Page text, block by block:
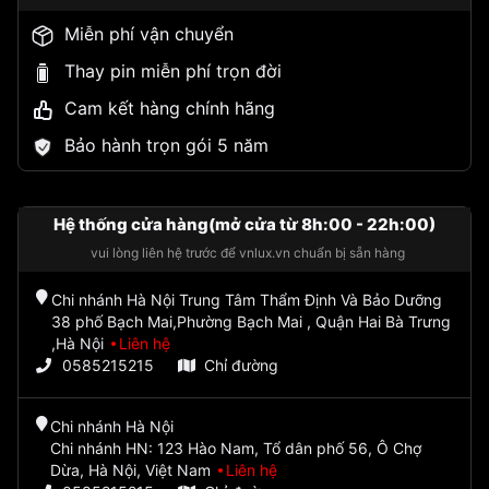
Miễn phí vận chuyển
Thay pin miễn phí trọn đời
Cam kết hàng chính hãng
Bảo hành trọn gói 5 năm
Hệ thống cửa hàng(mở cửa từ 8h:00 - 22h:00)
vui lòng liên hệ trước để vnlux.vn chuẩn bị sẵn hàng
Chi nhánh Hà Nội Trung Tâm Thẩm Định Và Bảo Dưỡng
38 phố Bạch Mai,Phường Bạch Mai , Quận Hai Bà Trưng
,Hà Nội
Liên hệ
0585215215
Chỉ đường
Chi nhánh Hà Nội
Chi nhánh HN: 123 Hào Nam, Tổ dân phố 56, Ô Chợ
Dừa, Hà Nội, Việt Nam
Liên hệ